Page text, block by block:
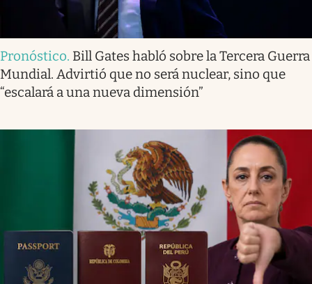
Pronóstico. Bill Gates habló sobre la Tercera Guerra
Mundial. Advirtió que no será nuclear, sino que
“escalará a una nueva dimensión”